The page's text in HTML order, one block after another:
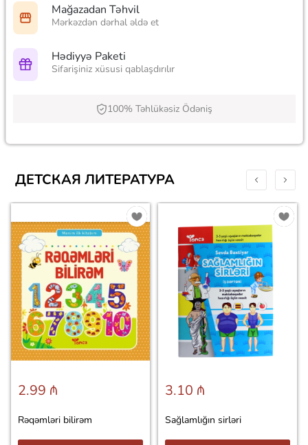
Mağazadan Təhvil
Mərkəzdən dərhal əldə et
Hədiyyə Paketi
Sifarişiniz xüsusi qablaşdırılır
100% Təhlükəsiz Ödəniş
ДЕТСКАЯ ЛИТЕРАТУРА
2.99 ₼
Rəqəmləri bilirəm
3.10 ₼
Sağlamlığın sirləri